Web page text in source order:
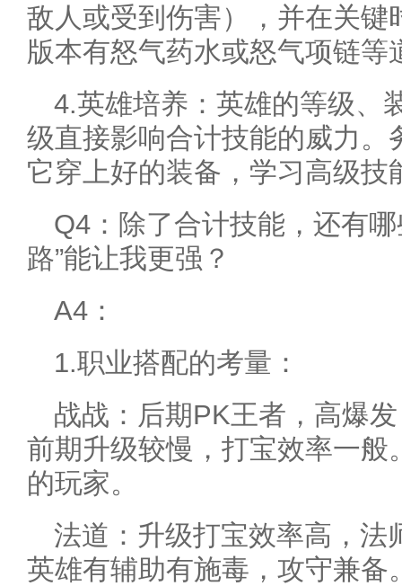
敌人或受到伤害），并在关键
版本有怒气药水或怒气项链等
4.英雄培养：英雄的等级、
级直接影响合计技能的威力。
它穿上好的装备，学习高级技
Q4：除了合计技能，还有
路”能让我更强？
A4：
1.职业搭配的考量：
战战：后期PK王者，高爆
前期升级较慢，打宝效率一
的玩家。
法道：升级打宝效率高，法
英雄有辅助有施毒，攻守兼